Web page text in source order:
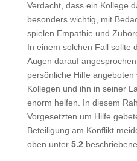
Verdacht, dass ein Kollege
besonders wichtig, mit
spielen Empathie und
In einem solchen Fall sollte
Augen darauf
persönliche Hilfe
Kollegen und ihn in seiner
enorm helfen. In diesem
Vorgesetzten um Hilfe
Beteiligung am Konflikt
oben unter 5.2